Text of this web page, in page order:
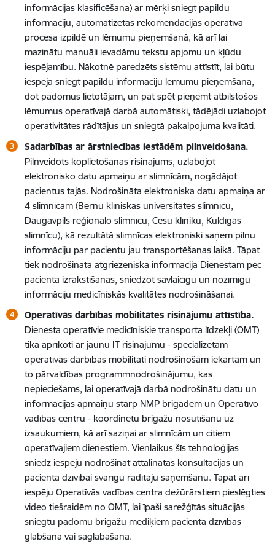
informācijas klasificēšana) ar mērķi sniegt papildu
informāciju, automatizētas rekomendācijas operatīvā
procesa izpildē un lēmumu pieņemšanā, kā arī lai
mazinātu manuāli ievadāmu tekstu apjomu un kļūdu
iespējamību. Nākotnē paredzēts sistēmu attīstīt, lai būtu
iespēja sniegt papildu informāciju lēmumu pieņemšanā,
dot padomus lietotājam, un pat spēt pieņemt atbilstošos
lēmumus operatīvajā darbā automātiski, tādējādi uzlabojot
operativitātes rādītājus un sniegtā pakalpojuma kvalitāti.
Sadarbības ar ārstniecības iestādēm pilnveidošana.
Pilnveidots koplietošanas risinājums, uzlabojot
elektronisko datu apmaiņu ar slimnīcām, nogādājot
pacientus tajās. Nodrošināta elektroniska datu apmaiņa ar
4 slimnīcām (Bērnu klīniskās universitātes slimnīcu,
Daugavpils reģionālo slimnīcu, Cēsu klīniku, Kuldīgas
slimnīcu), kā rezultātā slimnīcas elektroniski saņem pilnu
informāciju par pacientu jau transportēšanas laikā. Tāpat
tiek nodrošināta atgriezeniskā informācija Dienestam pēc
pacienta izrakstīšanas, sniedzot savlaicīgu un nozīmīgu
informāciju medicīniskās kvalitātes nodrošināšanai.
Operatīvās darbības mobilitātes risinājumu attīstība.
Dienesta operatīvie medicīniskie transporta līdzekļi (OMT)
tika aprīkoti ar jaunu IT risinājumu - specializētām
operatīvās darbības mobilitāti nodrošinošām iekārtām un
to pārvaldības programmnodrošinājumu, kas
nepieciešams, lai operatīvajā darbā nodrošinātu datu un
informācijas apmaiņu starp NMP brigādēm un Operatīvo
vadības centru - koordinētu brigāžu nosūtīšanu uz
izsaukumiem, kā arī saziņai ar slimnīcām un citiem
operatīvajiem dienestiem. Vienlaikus šīs tehnoloģijas
sniedz iespēju nodrošināt attālinātas konsultācijas un
pacienta dzīvībai svarīgu rādītāju saņemšanu. Tāpat arī
iespēju Operatīvās vadības centra dežūrārstiem pieslēgties
video tiešraidēm no OMT, lai īpaši sarežģītās situācijās
sniegtu padomu brigāžu mediķiem pacienta dzīvības
glābšanā vai saglabāšanā.